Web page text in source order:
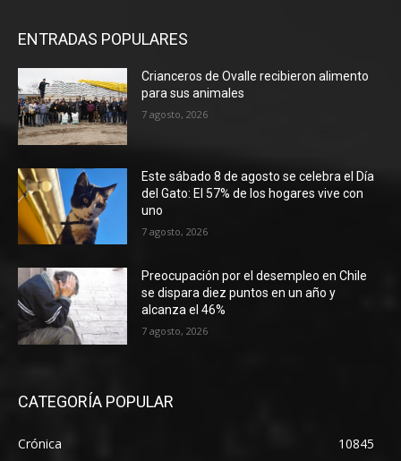
ENTRADAS POPULARES
Crianceros de Ovalle recibieron alimento
para sus animales
7 agosto, 2026
Este sábado 8 de agosto se celebra el Día
del Gato: El 57% de los hogares vive con
uno
7 agosto, 2026
Preocupación por el desempleo en Chile
se dispara diez puntos en un año y
alcanza el 46%
7 agosto, 2026
CATEGORÍA POPULAR
Crónica
10845